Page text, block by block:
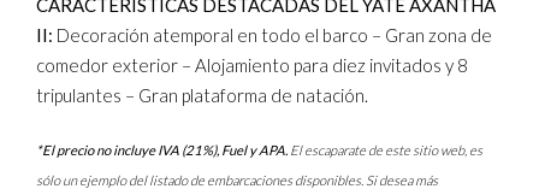
CARACTERÍSTICAS DESTACADAS DEL YATE AXANTHA
II: Decoración atemporal en todo el barco – Gran zona de
comedor exterior – Alojamiento para diez invitados y 8
tripulantes – Gran plataforma de natación.
*El precio no incluye IVA (21%), Fuel y APA. El escaparate de este sitio web, es
sólo un ejemplo del listado de embarcaciones disponibles. Si desea más